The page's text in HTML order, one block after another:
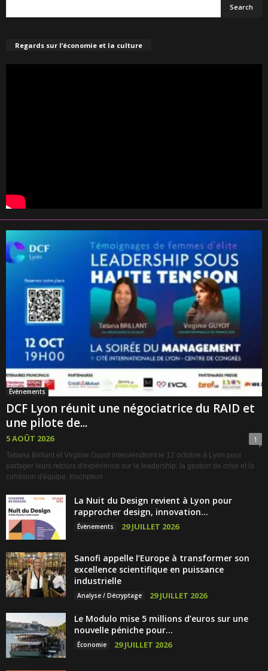
Regards sur l’économie et la culture
Évènements
DCF Lyon réunit une négociatrice du RAID et
une pilote de...
5 AOÛT 2026 1
Tatiana Brillant et Virginie Guyot interviendront le 12 octobre à Lyon pour
partager leurs retours d'expérience sur le leadership, la gestion de crise et la
cohésion d'équipe. Inscription
La Nuit du Design revient à Lyon pour
rapprocher design, innovation...
Évènements 29 JUILLET 2026
Sanofi appelle l’Europe à transformer son
excellence scientifique en puissance
industrielle
Analyse / Décryptage 29 JUILLET 2026
Le Modulo mise 5 millions d’euros sur une
nouvelle péniche pour...
Économie 29 JUILLET 2026